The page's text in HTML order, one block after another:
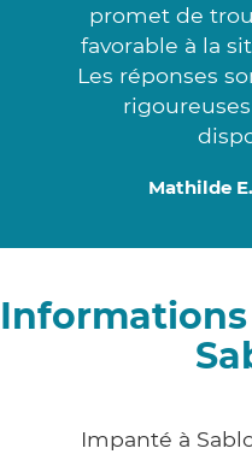
promet de
favorable à la
Les réponses
Mathilde E.
Impanté à